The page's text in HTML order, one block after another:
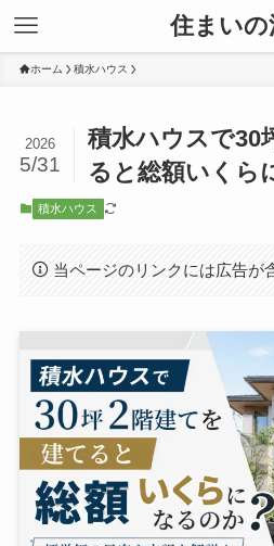
住まいの
ホーム 積水ハウス
積水ハウスで30
ると総額いくら
2026
5/31
積水ハウス
当ページのリンクには広告が